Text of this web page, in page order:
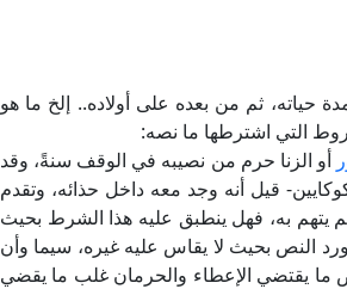
ثم من بعده على أولاده.. إلخ ما هو
التي اشترطها ما نصه:
أو الزنا حرم من نصيبه في الوقف سنةً، وقد
قيل أنه وجد معه داخل حذائه، وتقدم
يتهم به، فهل ينطبق عليه هذا الشرط بحيث
النص بحيث لا يقاس عليه غيره، سيما وأن
ما يقتضي الإعطاء والحرمان غلب ما يقضي